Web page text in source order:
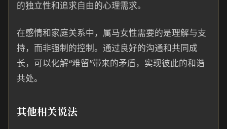
的独立性和追求自由的心理需求。
在感情和家庭关系中，属马女性需要的是理解与支
持，而非强制的控制。通过良好的沟通和共同成
长，可以化解“难留”带来的矛盾，实现彼此的和谐
共处。
其他相关说法